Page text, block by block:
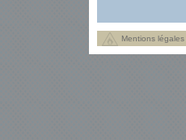
Mentions légales